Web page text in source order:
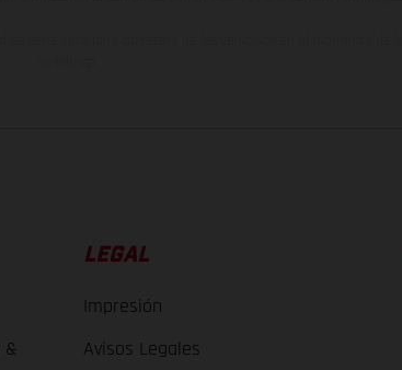
LEGAL
Impresión
Avisos Legales